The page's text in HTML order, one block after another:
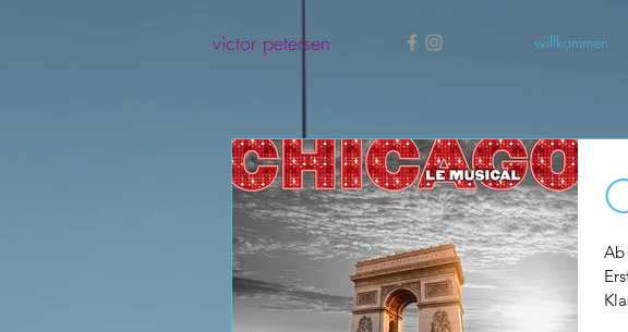
victor petersen willkommen
Ab